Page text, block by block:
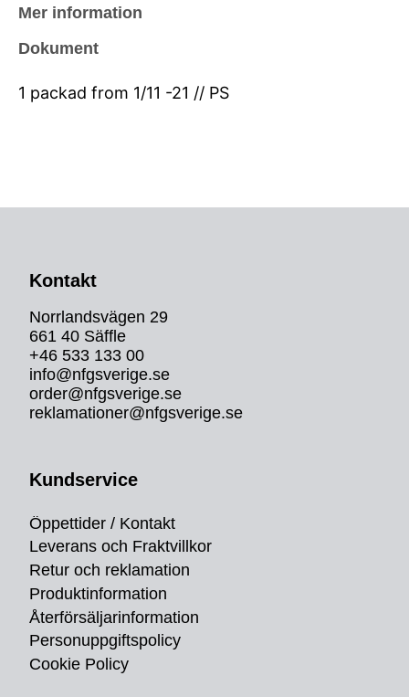
Mer information
Dokument
1 packad from 1/11 -21 // PS
Kontakt
Norrlandsvägen 29
661 40 Säffle
+46 533 133 00
info@nfgsverige.se
order@nfgsverige.se
reklamationer@nfgsverige.se
Kundservice
Öppettider / Kontakt
Leverans och Fraktvillkor
Retur och reklamation
Produktinformation
Återförsäljarinformation
Personuppgiftspolicy
Cookie Policy